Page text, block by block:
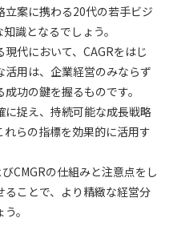
案に携わる20代の若手ビジ
識となるでしょう。
代において、CAGRをはじ
用は、企業経営のみならず
功の鍵を握るものです。
捉え、持続可能な成長戦略
らの指標を効果的に活用す
CMGRの仕組みと注意点をし
ことで、より精緻な経営分
。